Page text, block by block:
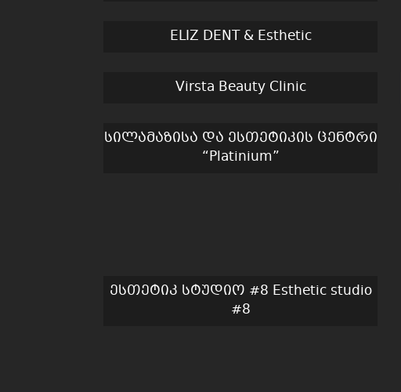
ELIZ DENT & Esthetic
Virsta Beauty Clinic
სილამაზისა და ესთეტიკის ცენტრი
“Platinium”
ესთეტიკ სტუდიო #8 Esthetic studio
#8